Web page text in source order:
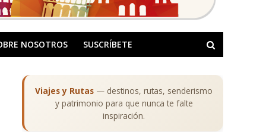
NOSOTROS SUSCRÍBETE
Viajes y Rutas — destinos, rutas, senderismo
y patrimonio para que nunca te falte
inspiración.